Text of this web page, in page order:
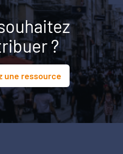
?
une ressource